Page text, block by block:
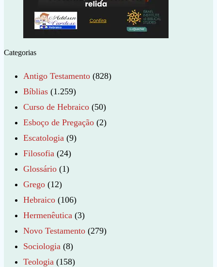
Categorias
Antigo Testamento (828)
Bíblias (1.259)
Curso de Hebraico (50)
Esboço de Pregação (2)
Escatologia (9)
Filosofia (24)
Glossário (1)
Grego (12)
Hebraico (106)
Hermenêutica (3)
Novo Testamento (279)
Sociologia (8)
Teologia (158)